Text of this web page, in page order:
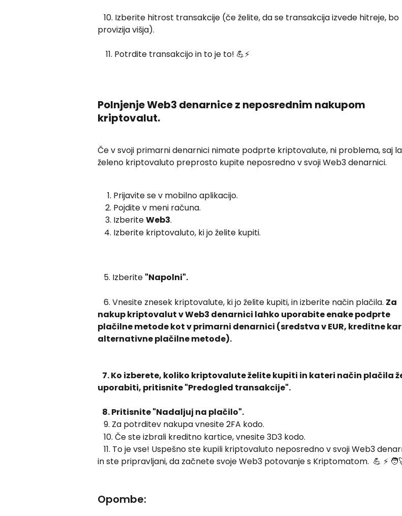
provizija višja).
    11. Potrdite transakcijo in to je to! 💪⚡
Polnjenje Web3 denarnice z neposrednim nakupom
kriptovalut.
Če v svoji primarni denarnici nimate podprte kriptovalute, ni problema, saj
želeno kriptovaluto preprosto kupite neposredno v svoji Web3 denarnici.
Prijavite se v mobilno aplikacijo.
Pojdite v meni računa.
Izberite Web3.
Izberite kriptovaluto, ki jo želite kupiti.
   5. Izberite
"Napolni".
   6. Vnesite znesek kriptovalute, ki jo želite kupiti, in izberite način plačila.
Za
nakup kriptovalut v Web3 denarnici lahko uporabite enake podprte
plačilne metode kot v primarni denarnici (sredstva v EUR, kreditne
alternativne plačilne metode).
uporabiti, pritisnite "Predogled transakcije".
   8. Pritisnite "Nadaljuj na plačilo".
   9. Za potrditev nakupa vnesite 2FA kodo.
   10. Če ste izbrali kreditno kartice, vnesite 3D3 kodo.
in ste pripravljani, da začnete svoje Web3 potovanje s Kriptomatom.  💪 ⚡
Opombe: